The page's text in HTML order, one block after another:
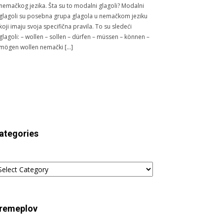
nemačkog jezika. Šta su to modalni glagoli? Modalni
glagoli su posebna grupa glagola u nemačkom jeziku
koji imaju svoja specifična pravila. To su sledeći
glagoli: – wollen – sollen – dürfen – müssen – können –
mögen wollen nemački […]